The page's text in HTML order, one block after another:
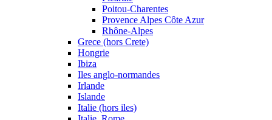
Poitou-Charentes
Provence Alpes Côte Azur
Rhône-Alpes
Grece (hors Crete)
Hongrie
Ibiza
Iles anglo-normandes
Irlande
Islande
Italie (hors iles)